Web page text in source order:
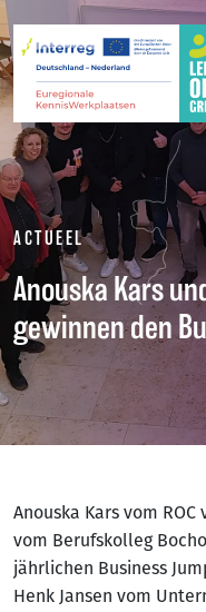
Zum Hauptinhalt springen
ACTUEEL
Anouska Kars
gewinnen den
Anouska Kars vom
vom Berufskolleg
jährlichen Business
Henk Jansen vom